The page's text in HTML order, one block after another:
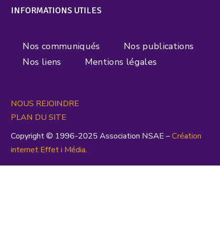
INFORMATIONS UTILES
Nos communiqués
Nos publications
Nos liens
Mentions légales
NOUS REJOINDRE
PLAN DU SITE
Copyright © 1996-2025 Association NSAE –Création
internet Effet i Média.